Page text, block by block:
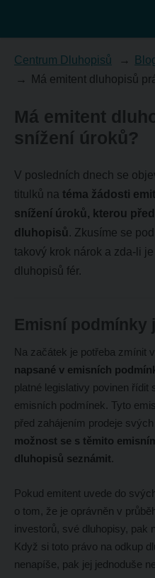
Centrum Dluhopisů
Má emitent dluhopisů
Má emitent
snížení úroků?
V posledních dnech se
titulků na téma žádosti
snížení úroků, kterou
dluhopisů . Zkusíme se
takový krok nárok a zda-li
dluhopisů fér.
Emisní podmínky
Na začátek je potřeba zmínit
napsané v emisních
platné legislativy povinen řídit
emisních podmínek. Tyto
před zahájením prodeje
možnost se s těmito
dluhopisů seznámit.
Pokud emitent uvede do
o tom, že je oprávněn v
investorů, své dluhopisy, pak
Když si toto právo na odkup
nenapíše, pak jej jednoduše